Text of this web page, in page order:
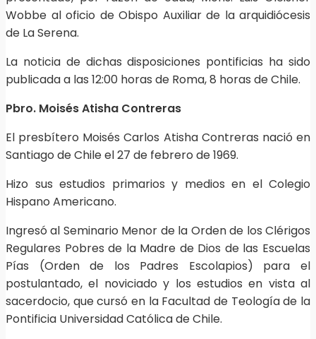
Wobbe al oficio de Obispo Auxiliar de la arquidiócesis
de La Serena.
La noticia de dichas disposiciones pontificias ha sido
publicada a las 12:00 horas de Roma, 8 horas de Chile.
Pbro. Moisés Atisha Contreras
El presbítero Moisés Carlos Atisha Contreras nació en
Santiago de Chile el 27 de febrero de 1969.
Hizo sus estudios primarios y medios en el Colegio
Hispano Americano.
Ingresó al Seminario Menor de la Orden de los Clérigos
Regulares Pobres de la Madre de Dios de las Escuelas
Pías (Orden de los Padres Escolapios) para el
postulantado, el noviciado y los estudios en vista al
sacerdocio, que cursó en la Facultad de Teología de la
Pontificia Universidad Católica de Chile.